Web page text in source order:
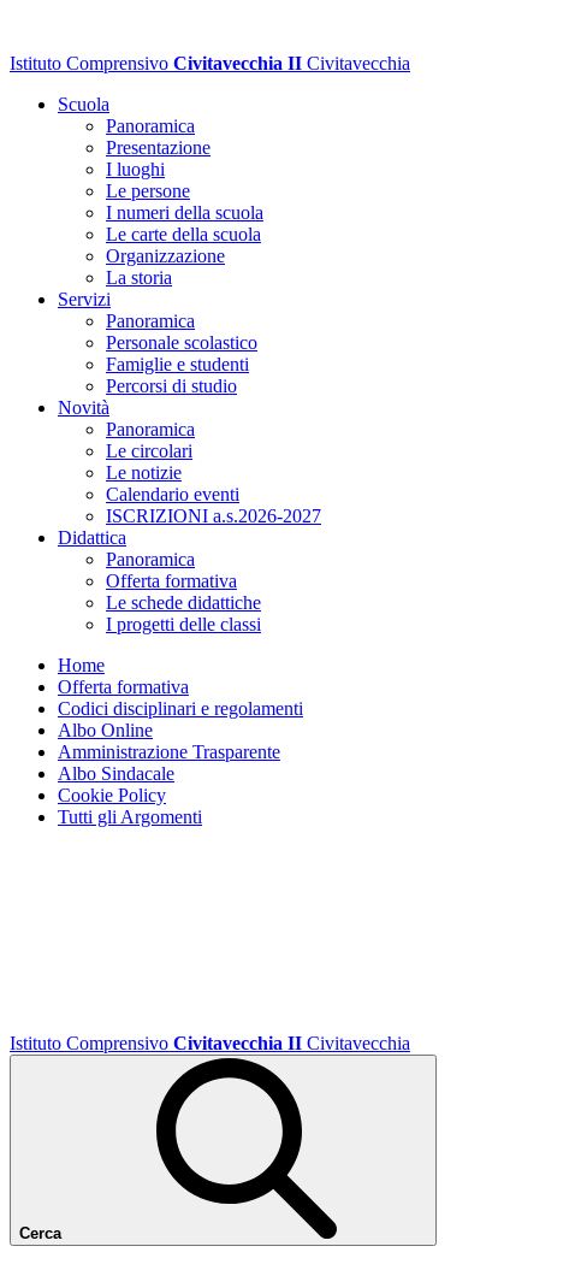
Istituto Comprensivo Civitavecchia II Civitavecchia
Scuola
Panoramica
Presentazione
I luoghi
Le persone
I numeri della scuola
Le carte della scuola
Organizzazione
La storia
Servizi
Panoramica
Personale scolastico
Famiglie e studenti
Percorsi di studio
Novità
Panoramica
Le circolari
Le notizie
Calendario eventi
ISCRIZIONI a.s.2026-2027
Didattica
Panoramica
Offerta formativa
Le schede didattiche
I progetti delle classi
Home
Offerta formativa
Codici disciplinari e regolamenti
Albo Online
Amministrazione Trasparente
Albo Sindacale
Cookie Policy
Tutti gli Argomenti
Istituto Comprensivo Civitavecchia II Civitavecchia
Cerca